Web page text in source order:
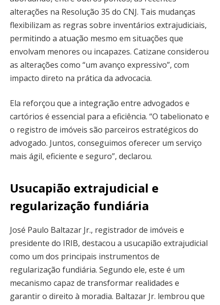
alterações na Resolução 35 do CNJ. Tais mudanças
flexibilizam as regras sobre inventários extrajudiciais,
permitindo a atuação mesmo em situações que
envolvam menores ou incapazes. Catizane considerou
as alterações como “um avanço expressivo”, com
impacto direto na prática da advocacia.
Ela reforçou que a integração entre advogados e
cartórios é essencial para a eficiência. “O tabelionato e
o registro de imóveis são parceiros estratégicos do
advogado. Juntos, conseguimos oferecer um serviço
mais ágil, eficiente e seguro”, declarou.
Usucapião extrajudicial e
regularização fundiária
José Paulo Baltazar Jr., registrador de imóveis e
presidente do IRIB, destacou a usucapião extrajudicial
como um dos principais instrumentos de
regularização fundiária. Segundo ele, este é um
mecanismo capaz de transformar realidades e
garantir o direito à moradia. Baltazar Jr. lembrou que